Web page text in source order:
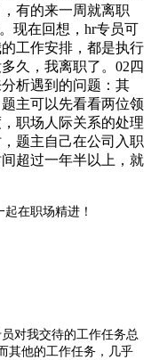
有的来一周就离职
现在回想，hr专员可
工作安排，都是执行
久，我离职了。02四
析遇到的问题：其
主可以先看看两位领
职场人际关系的处理
题主自己在公司入职
超过一年半以上，就
在职场精进！
对我交待的工作任务总
其他的工作任务，几乎